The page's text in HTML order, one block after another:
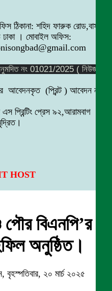
ঠিকানা: শহিদ ফারুক রোড,বাসা
ঢাকা । মোবাইল অফিস:
অনুমদিত নং 01021/2025 ( নিউজ
আবেদনকৃত (প্রিন্ট ) আবেদন নং
প্রিন্টিং প্রেস ৯২,আরামবাগ
HOST
বিএনপি’র
অনুষ্ঠিত।
২০ মার্চ ২০২৫